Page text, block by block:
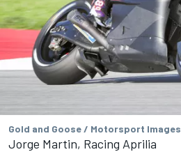
Gold and Goose / Motorsport Images
Jorge Martin, Racing Aprilia